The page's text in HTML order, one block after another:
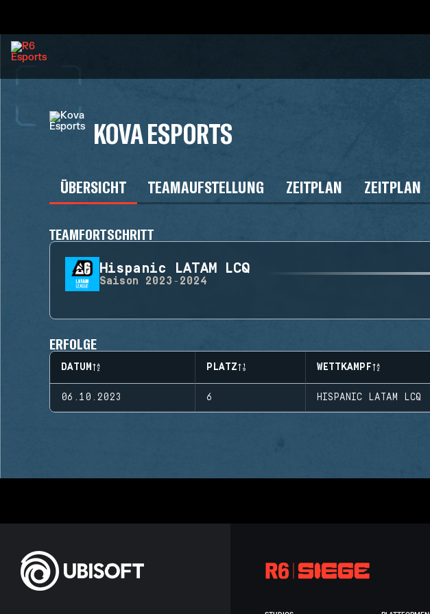
KOVA ESPORTS
ÜBERSICHT TEAMAUFSTELLUNG ZEITPLAN ZEITPLAN
TEAMFORTSCHRITT
Hispanic LATAM LCQ
Saison 2023-2024
ERFOLGE
DATUM PLATZ WETTKAMPF
06.10.2023 6 HISPANIC LATAM LCQ